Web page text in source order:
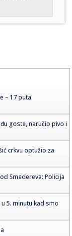
– 17 puta
goste, naručio pivo i
crkvu optužio za
Smedereva: Policija
5. minutu kad smo